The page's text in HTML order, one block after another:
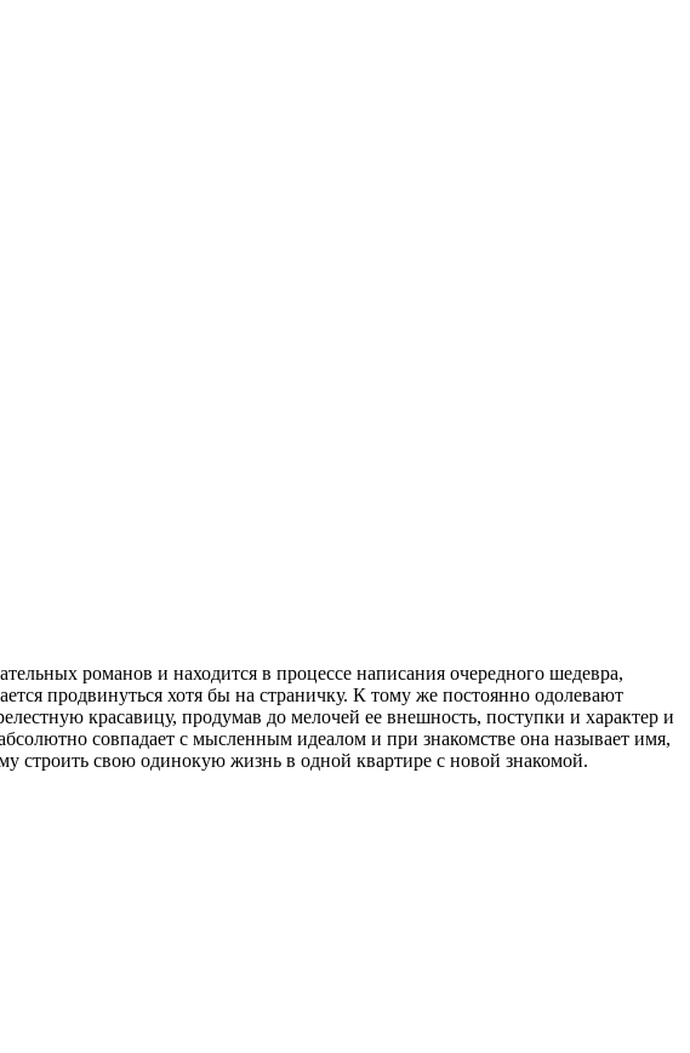
романов и находится в процессе написания очередного шедевра,
продвинуться хотя бы на страничку. К тому же постоянно одолевают
красавицу, продумав до мелочей ее внешность, поступки и характер и
совпадает с мысленным идеалом и при знакомстве она называет имя,
строить свою одинокую жизнь в одной квартире с новой знакомой.